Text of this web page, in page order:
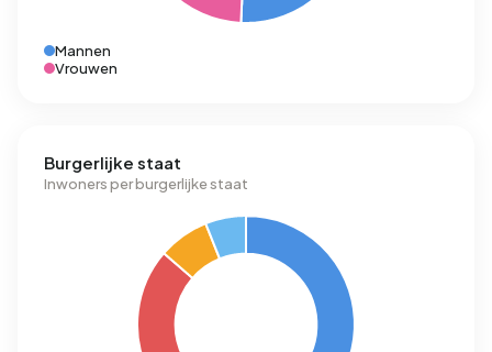
Mannen
Vrouwen
Burgerlijke staat
Inwoners per burgerlijke staat